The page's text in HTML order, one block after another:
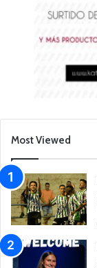
Most Viewed